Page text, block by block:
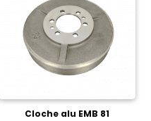
Cloche alu EMB 81